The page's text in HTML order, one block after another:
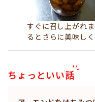
すぐに召し上がれ
るとさらに美味しく
ちょっといい話